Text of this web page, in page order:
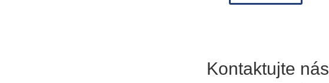
Kontaktujte nás